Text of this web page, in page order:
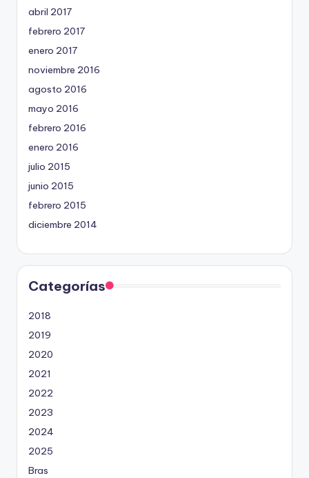
abril 2017
febrero 2017
enero 2017
noviembre 2016
agosto 2016
mayo 2016
febrero 2016
enero 2016
julio 2015
junio 2015
febrero 2015
diciembre 2014
Categorías
2018
2019
2020
2021
2022
2023
2024
2025
Bras